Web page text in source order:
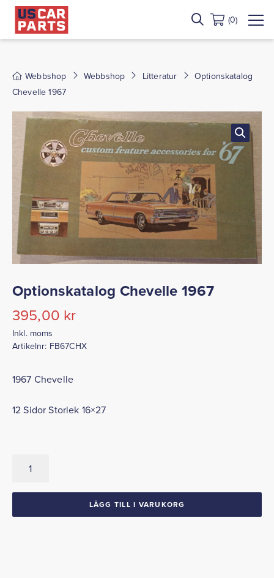
(0)
Webbshop Webbshop Litteratur
Optionskatalog
Chevelle 1967
Optionskatalog Chevelle 1967
395,00 kr
Inkl. moms
Artikelnr: FB67CHX
1967 Chevelle
12 Sidor Storlek 16×27
Chevelle
LÄGG TILL I VARUKORG